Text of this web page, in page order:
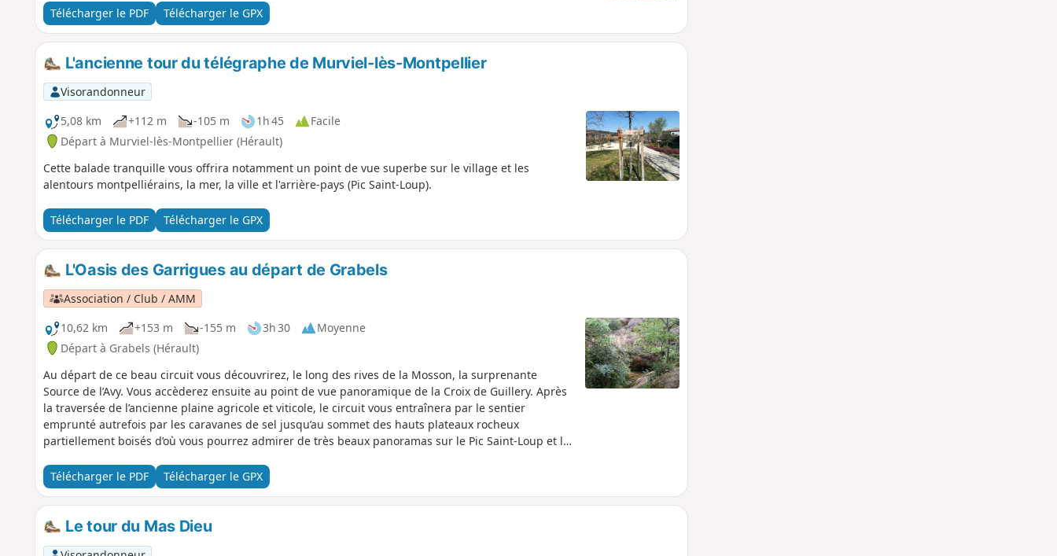
Télécharger le PDF Télécharger le GPX
L'ancienne tour du télégraphe de Murviel-lès-Montpellier
Visorandonneur
5,08 km
+112 m -105 m 1h 45
Facile
Départ à Murviel-lès-Montpellier (Hérault)
Cette balade tranquille vous offrira notamment un point de vue superbe sur le village et les
alentours montpelliérains, la mer, la ville et l'arrière-pays (Pic Saint-Loup).
Télécharger le PDF Télécharger le GPX
L'Oasis des Garrigues au départ de Grabels
Association / Club / AMM
10,62 km
+153 m -155 m 3h 30
Moyenne
Départ à Grabels (Hérault)
Au départ de ce beau circuit vous découvrirez, le long des rives de la Mosson, la surprenante
Source de l’Avy. Vous accèderez ensuite au point de vue panoramique de la Croix de Guillery. Après
la traversée de l’ancienne plaine agricole et viticole, le circuit vous entraînera par le sentier
emprunté autrefois par les caravanes de sel jusqu’au sommet des hauts plateaux rocheux
partiellement boisés d’où vous pourrez admirer de très beaux panoramas sur le Pic Saint-Loup et les
Télécharger le PDF
Télécharger le GPX
Le tour du Mas Dieu